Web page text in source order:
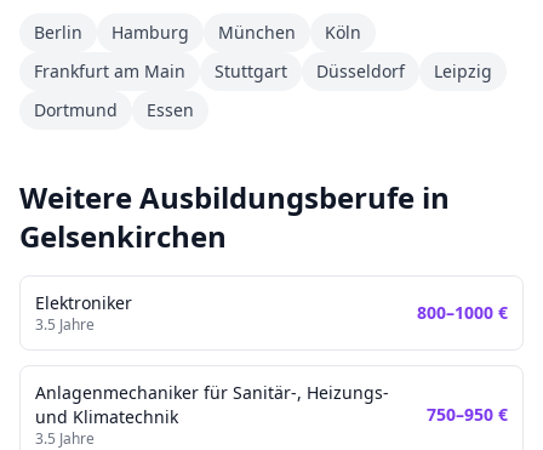
Berlin Hamburg München
Köln
Frankfurt am Main
Stuttgart Düsseldorf
Leipzig
Dortmund
Essen
Weitere Ausbildungsberufe in
Gelsenkirchen
Elektroniker
3.5 Jahre
800–1000 €
Anlagenmechaniker für Sanitär-, Heizungs-
und Klimatechnik
3.5 Jahre
750–950 €